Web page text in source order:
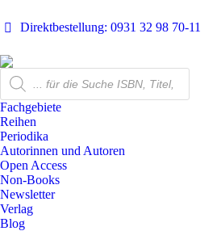
Direktbestellung: 0931 32 98 70-11
Products
search
Fachgebiete
Reihen
Periodika
Autorinnen und Autoren
Open Access
Non-Books
Newsletter
Verlag
Blog